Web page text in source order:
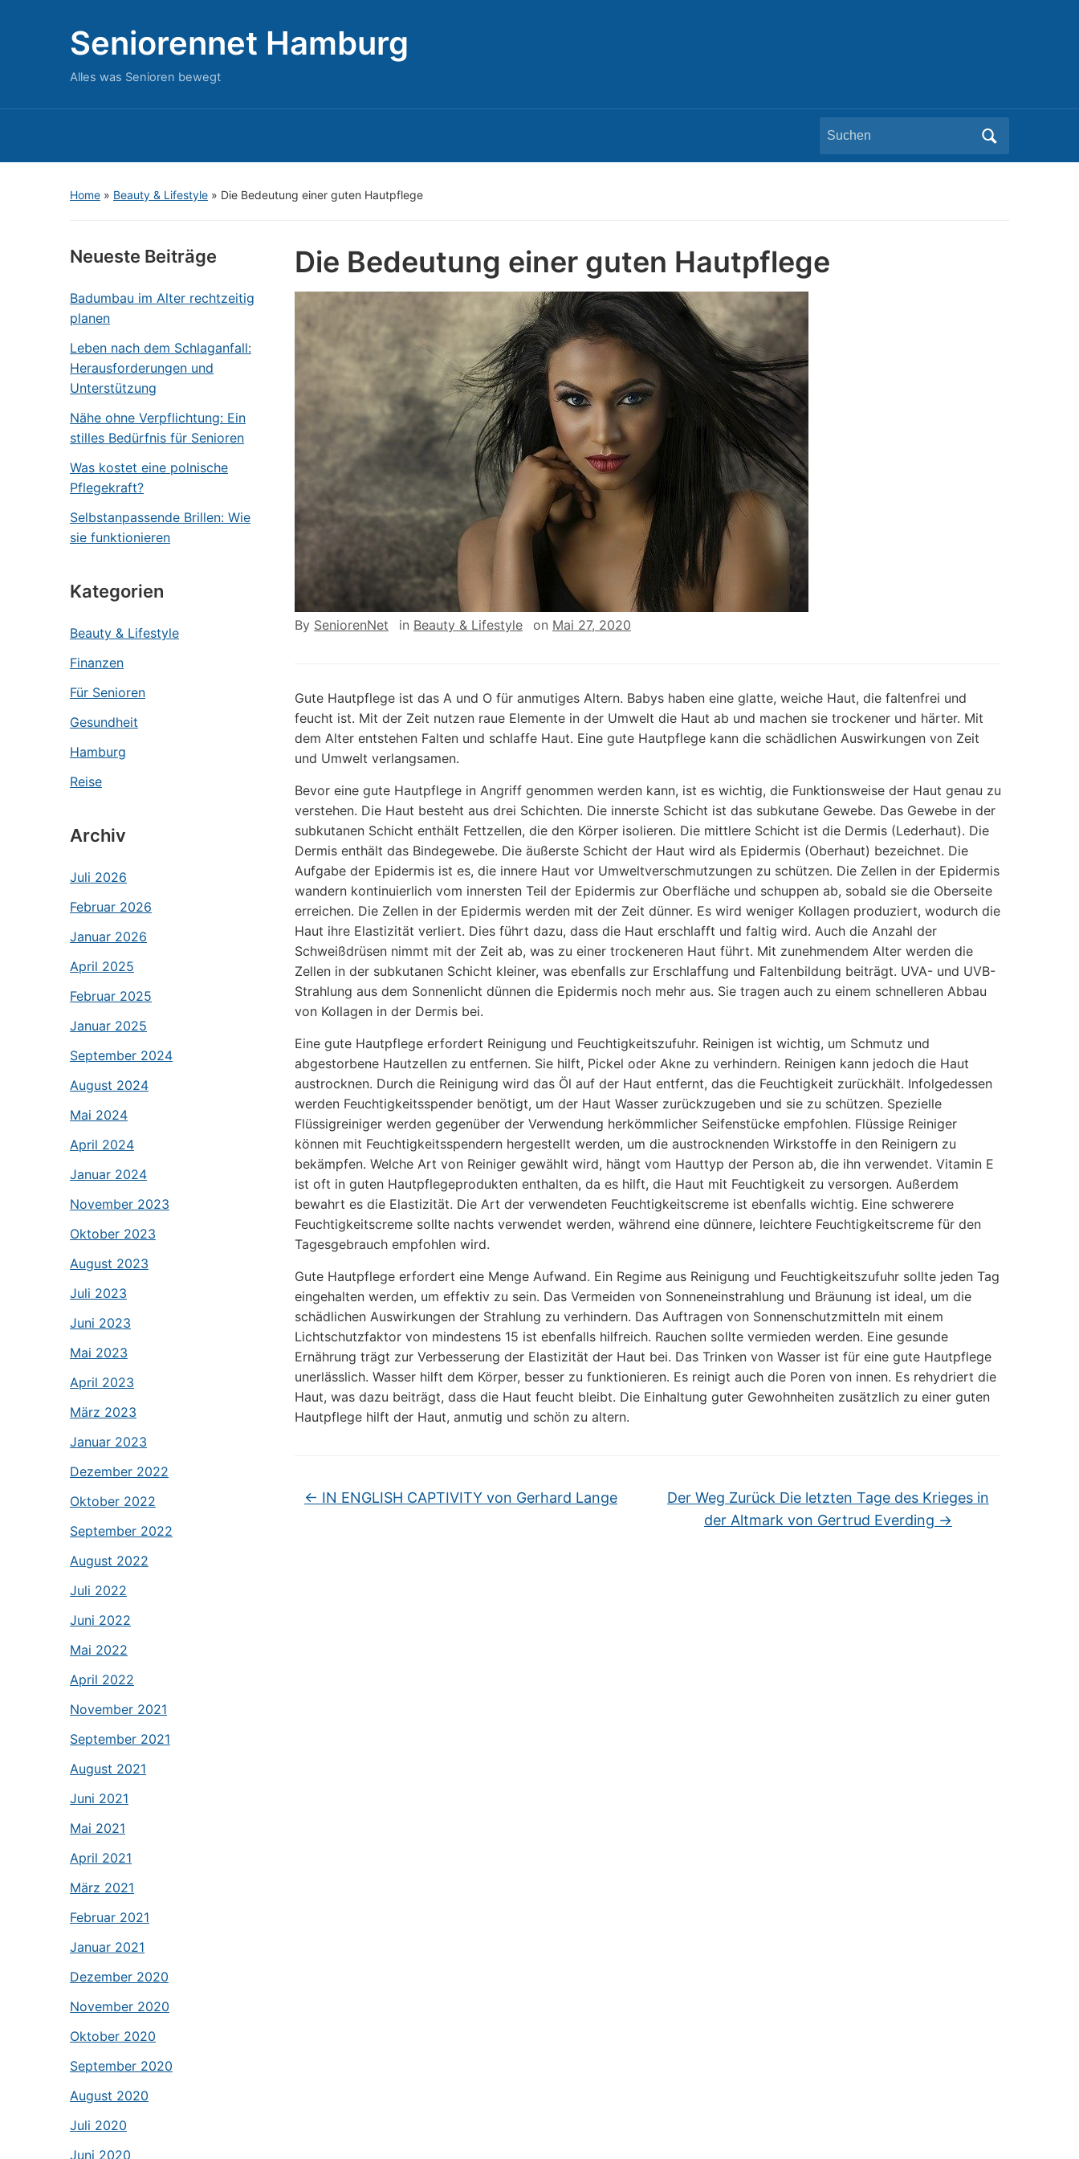
Seniorennet Hamburg
Alles was Senioren bewegt
Search
for:
Home » Beauty & Lifestyle » Die Bedeutung einer guten Hautpflege
Neueste Beiträge
Badumbau im Alter rechtzeitig
planen
Leben nach dem Schlaganfall:
Herausforderungen und
Unterstützung
Nähe ohne Verpflichtung: Ein
stilles Bedürfnis für Senioren
Was kostet eine polnische
Pflegekraft?
Selbstanpassende Brillen: Wie
sie funktionieren
Kategorien
Beauty & Lifestyle
Finanzen
Für Senioren
Gesundheit
Hamburg
Reise
Archiv
Juli 2026
Februar 2026
Januar 2026
April 2025
Februar 2025
Januar 2025
September 2024
August 2024
Mai 2024
April 2024
Januar 2024
November 2023
Oktober 2023
August 2023
Juli 2023
Juni 2023
Mai 2023
April 2023
März 2023
Januar 2023
Dezember 2022
Oktober 2022
September 2022
August 2022
Juli 2022
Juni 2022
Mai 2022
April 2022
November 2021
September 2021
August 2021
Juni 2021
Mai 2021
April 2021
März 2021
Februar 2021
Januar 2021
Dezember 2020
November 2020
Oktober 2020
September 2020
August 2020
Juli 2020
Juni 2020
Die Bedeutung einer guten Hautpflege
By SeniorenNet in Beauty & Lifestyle on Mai 27, 2020
Gute Hautpflege ist das A und O für anmutiges Altern. Babys haben eine glatte, weiche Haut, die faltenfrei und
feucht ist. Mit der Zeit nutzen raue Elemente in der Umwelt die Haut ab und machen sie trockener und härter. Mit
dem Alter entstehen Falten und schlaffe Haut. Eine gute Hautpflege kann die schädlichen Auswirkungen von Zeit
und Umwelt verlangsamen.
Bevor eine gute Hautpflege in Angriff genommen werden kann, ist es wichtig, die Funktionsweise der Haut genau zu
verstehen. Die Haut besteht aus drei Schichten. Die innerste Schicht ist das subkutane Gewebe. Das Gewebe in der
subkutanen Schicht enthält Fettzellen, die den Körper isolieren. Die mittlere Schicht ist die Dermis (Lederhaut). Die
Dermis enthält das Bindegewebe. Die äußerste Schicht der Haut wird als Epidermis (Oberhaut) bezeichnet. Die
Aufgabe der Epidermis ist es, die innere Haut vor Umweltverschmutzungen zu schützen. Die Zellen in der Epidermis
wandern kontinuierlich vom innersten Teil der Epidermis zur Oberfläche und schuppen ab, sobald sie die Oberseite
erreichen. Die Zellen in der Epidermis werden mit der Zeit dünner. Es wird weniger Kollagen produziert, wodurch die
Haut ihre Elastizität verliert. Dies führt dazu, dass die Haut erschlafft und faltig wird. Auch die Anzahl der
Schweißdrüsen nimmt mit der Zeit ab, was zu einer trockeneren Haut führt. Mit zunehmendem Alter werden die
Zellen in der subkutanen Schicht kleiner, was ebenfalls zur Erschlaffung und Faltenbildung beiträgt. UVA- und UVB-
Strahlung aus dem Sonnenlicht dünnen die Epidermis noch mehr aus. Sie tragen auch zu einem schnelleren Abbau
von Kollagen in der Dermis bei.
Eine gute Hautpflege erfordert Reinigung und Feuchtigkeitszufuhr. Reinigen ist wichtig, um Schmutz und
abgestorbene Hautzellen zu entfernen. Sie hilft, Pickel oder Akne zu verhindern. Reinigen kann jedoch die Haut
austrocknen. Durch die Reinigung wird das Öl auf der Haut entfernt, das die Feuchtigkeit zurückhält. Infolgedessen
werden Feuchtigkeitsspender benötigt, um der Haut Wasser zurückzugeben und sie zu schützen. Spezielle
Flüssigreiniger werden gegenüber der Verwendung herkömmlicher Seifenstücke empfohlen. Flüssige Reiniger
können mit Feuchtigkeitsspendern hergestellt werden, um die austrocknenden Wirkstoffe in den Reinigern zu
bekämpfen. Welche Art von Reiniger gewählt wird, hängt vom Hauttyp der Person ab, die ihn verwendet. Vitamin E
ist oft in guten Hautpflegeprodukten enthalten, da es hilft, die Haut mit Feuchtigkeit zu versorgen. Außerdem
bewahrt es die Elastizität. Die Art der verwendeten Feuchtigkeitscreme ist ebenfalls wichtig. Eine schwerere
Feuchtigkeitscreme sollte nachts verwendet werden, während eine dünnere, leichtere Feuchtigkeitscreme für den
Tagesgebrauch empfohlen wird.
Gute Hautpflege erfordert eine Menge Aufwand. Ein Regime aus Reinigung und Feuchtigkeitszufuhr sollte jeden Tag
eingehalten werden, um effektiv zu sein. Das Vermeiden von Sonneneinstrahlung und Bräunung ist ideal, um die
schädlichen Auswirkungen der Strahlung zu verhindern. Das Auftragen von Sonnenschutzmitteln mit einem
Lichtschutzfaktor von mindestens 15 ist ebenfalls hilfreich. Rauchen sollte vermieden werden. Eine gesunde
Ernährung trägt zur Verbesserung der Elastizität der Haut bei. Das Trinken von Wasser ist für eine gute Hautpflege
unerlässlich. Wasser hilft dem Körper, besser zu funktionieren. Es reinigt auch die Poren von innen. Es rehydriert die
Haut, was dazu beiträgt, dass die Haut feucht bleibt. Die Einhaltung guter Gewohnheiten zusätzlich zu einer guten
Hautpflege hilft der Haut, anmutig und schön zu altern.
← IN ENGLISH CAPTIVITY von Gerhard Lange
Der Weg Zurück Die letzten Tage des Krieges in
der Altmark von Gertrud Everding →